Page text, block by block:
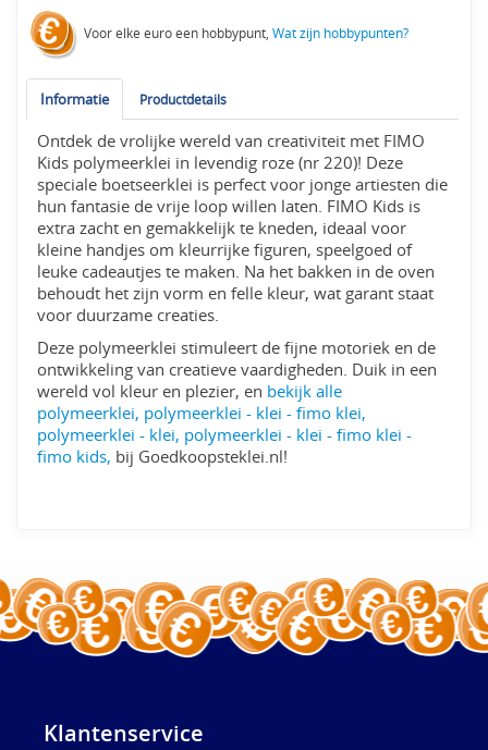
Voor elke euro een hobbypunt,Wat zijn hobbypunten?
Informatie Productdetails
Ontdek de vrolijke wereld van creativiteit met FIMO
Kids polymeerklei in levendig roze (nr 220)! Deze
speciale boetseerklei is perfect voor jonge artiesten die
hun fantasie de vrije loop willen laten. FIMO Kids is
extra zacht en gemakkelijk te kneden, ideaal voor
kleine handjes om kleurrijke figuren, speelgoed of
leuke cadeautjes te maken. Na het bakken in de oven
behoudt het zijn vorm en felle kleur, wat garant staat
voor duurzame creaties.
Deze polymeerklei stimuleert de fijne motoriek en de
ontwikkeling van creatieve vaardigheden. Duik in een
wereld vol kleur en plezier, en bekijk alle
polymeerklei, polymeerklei - klei - fimo klei,
polymeerklei - klei, polymeerklei - klei - fimo klei -
fimo kids, bij Goedkoopsteklei.nl!
Klantenservice